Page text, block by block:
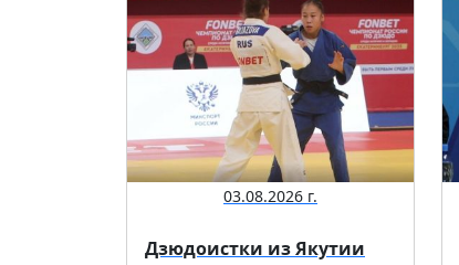
03.08.2026 г.
Дзюдоистки из Якутии